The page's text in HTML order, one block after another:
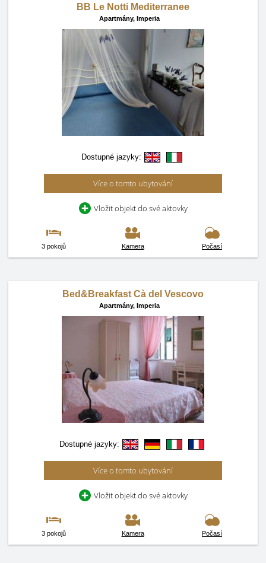
BB Le Notti Mediterranee
Apartmány, Imperia
Dostupné jazyky:
Více o tomto ubytování
Vložit objekt do své aktovky
3 pokojů Kamera Počasí
Bed&Breakfast Cà del Vescovo
Apartmány, Imperia
Dostupné jazyky:
Více o tomto ubytování
Vložit objekt do své aktovky
3 pokojů Kamera Počasí